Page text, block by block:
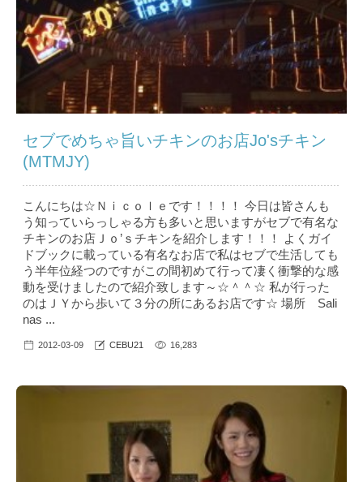
セブでめちゃ旨いチキンのお店Jo'sチキン
(MTMJY)
こんにちは☆Ｎｉｃｏｌｅです！！！！ 今日は皆さんも
う知っていらっしゃる方も多いと思いますがセブで有名な
チキンのお店Ｊｏ’ｓチキンを紹介します！！！ よくガイ
ドブックに載っている有名なお店で私はセブで生活しても
う半年位経つのですがこの間初めて行って凄く衝撃的な感
動を受けましたので紹介致します～☆＾＾☆ 私が行った
のはＪＹから歩いて３分の所にあるお店です☆ 場所 Sali
nas ...
2012-03-09 CEBU21 16,283